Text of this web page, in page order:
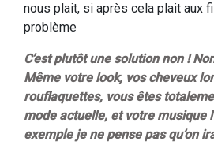
nous plait, si après cela plait aux
problème
C’est plutôt une solution non !
Même votre look, vos cheveux
rouflaquettes, vous êtes
mode actuelle, et votre musique
exemple je ne pense pas qu’on